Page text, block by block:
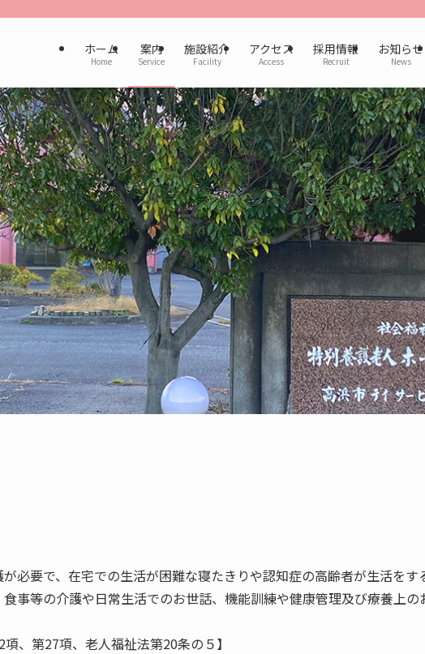
ホーム
Home
案内
Service
施設紹介
Facility
アクセス
Access
採用情報
Recruit
お知らせ
News
必要で、在宅での生活が困難な寝たきりや認知症の高齢者が生活をす
事等の介護や日常生活でのお世話、機能訓練や健康管理及び療養上
、第27項、老人福祉法第20条の５】